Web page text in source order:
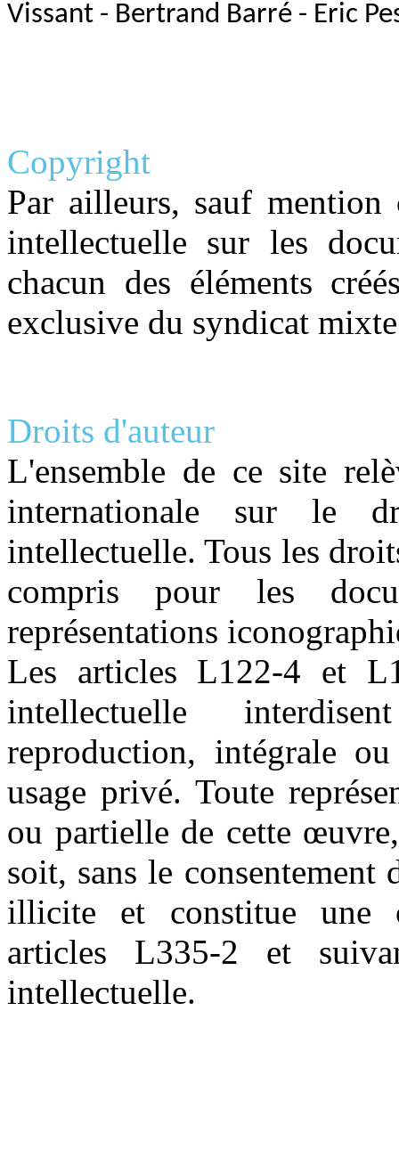
Vissant - Bertrand Barré - Eric
Copyright
Par ailleurs, sauf
intellectuelle sur les
chacun des éléments
exclusive du syndicat
Droits d'auteur
L'ensemble de ce site
internationale sur le
intellectuelle. Tous les
compris pour les
représentations
Les articles L122-4 et
intellectuelle
reproduction, intégrale
usage privé. Toute
ou partielle de cette
soit, sans le
illicite et constitue une
articles L335-2 et
intellectuelle.